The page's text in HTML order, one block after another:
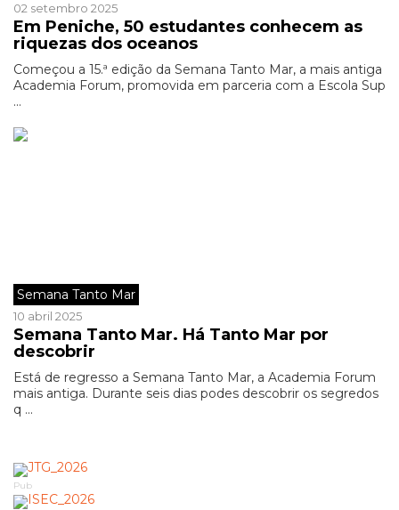
02 setembro 2025
Em Peniche, 50 estudantes conhecem as
riquezas dos oceanos
Começou a 15.ª edição da Semana Tanto Mar, a mais antiga
Academia Forum, promovida em parceria com a Escola Sup
...
Semana Tanto Mar
10 abril 2025
Semana Tanto Mar. Há Tanto Mar por
descobrir
Está de regresso a Semana Tanto Mar, a Academia Forum
mais antiga. Durante seis dias podes descobrir os segredos
q ...
Pub